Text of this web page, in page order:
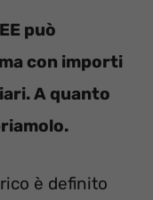
può
con importi
A quanto
è definito